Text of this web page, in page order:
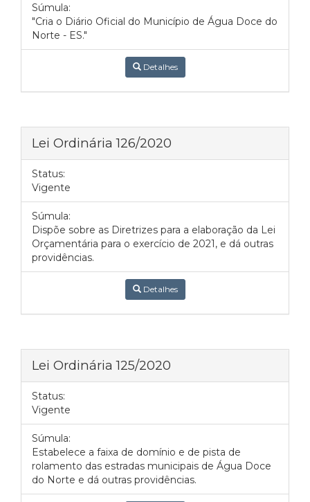
Súmula:
"Cria o Diário Oficial do Município de Água Doce do
Norte - ES."
Detalhes
Lei Ordinária 126/2020
Status:
Vigente
Súmula:
Dispõe sobre as Diretrizes para a elaboração da Lei
Orçamentária para o exercício de 2021, e dá outras
providências.
Detalhes
Lei Ordinária 125/2020
Status:
Vigente
Súmula:
Estabelece a faixa de domínio e de pista de
rolamento das estradas municipais de Água Doce
do Norte e dá outras providências.